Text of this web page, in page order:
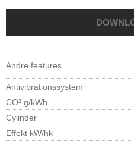
Andre features
Antivibrationssystem
CO² g/kWh
Cylinder
Effekt kW/hk